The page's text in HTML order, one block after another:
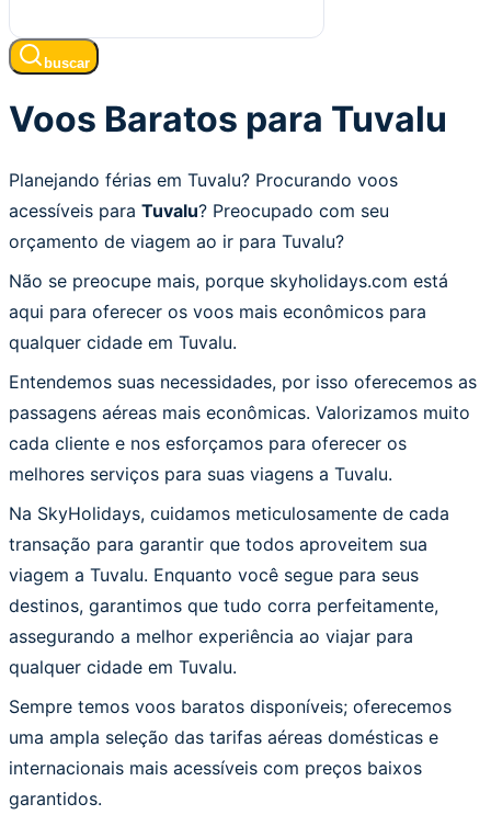
buscar
Voos Baratos para Tuvalu
Planejando férias em Tuvalu? Procurando voos
acessíveis para Tuvalu? Preocupado com seu
orçamento de viagem ao ir para Tuvalu?
Não se preocupe mais, porque skyholidays.com está
aqui para oferecer os voos mais econômicos para
qualquer cidade em Tuvalu.
Entendemos suas necessidades, por isso oferecemos as
passagens aéreas mais econômicas. Valorizamos muito
cada cliente e nos esforçamos para oferecer os
melhores serviços para suas viagens a Tuvalu.
Na SkyHolidays, cuidamos meticulosamente de cada
transação para garantir que todos aproveitem sua
viagem a Tuvalu. Enquanto você segue para seus
destinos, garantimos que tudo corra perfeitamente,
assegurando a melhor experiência ao viajar para
qualquer cidade em Tuvalu.
Sempre temos voos baratos disponíveis; oferecemos
uma ampla seleção das tarifas aéreas domésticas e
internacionais mais acessíveis com preços baixos
garantidos.